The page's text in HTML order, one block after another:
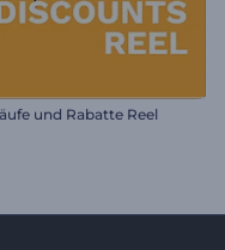
und Rabatte Reel